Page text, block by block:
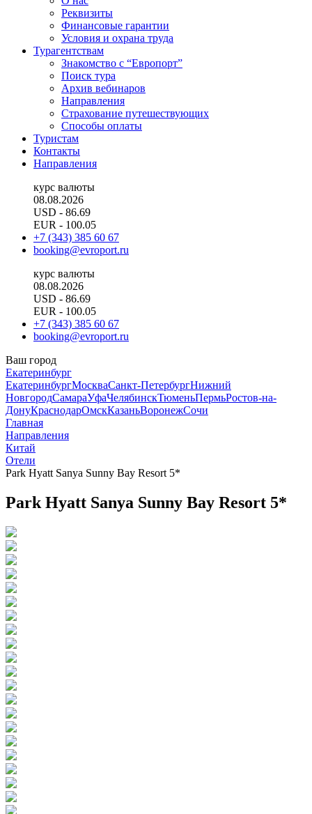
Реквизиты
Финансовые гарантии
Условия и охрана труда
Турагентствам
Знакомство с “Европорт”
Поиск тура
Архив вебинаров
Направления
Страхование путешествующих
Способы оплаты
Туристам
Контакты
Направления
курс валюты
08.08.2026
USD - 86.69
EUR - 100.05
+7 (343) 385 60 67
booking@evroport.ru
курс валюты
08.08.2026
USD - 86.69
EUR - 100.05
+7 (343) 385 60 67
booking@evroport.ru
Ваш город
Екатеринбург
ЕкатеринбургМоскваСанкт-ПетербургНижний
НовгородСамараУфаЧелябинскТюменьПермьРостов-на-
ДонуКраснодарОмскКазаньВоронежСочи
Главная
Направления
Китай
Отели
Park Hyatt Sanya Sunny Bay Resort 5*
Park Hyatt Sanya Sunny Bay Resort 5*